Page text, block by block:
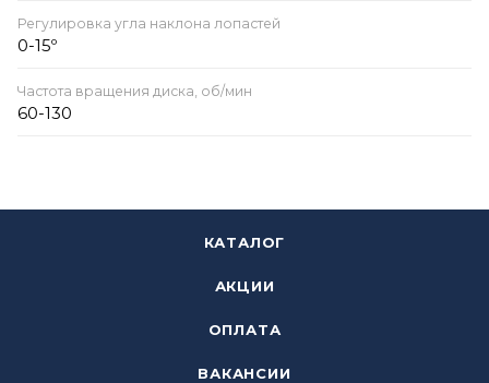
Регулировка угла наклона лопастей
0-15º
Частота вращения диска, об/мин
60-130
КАТАЛОГ
АКЦИИ
ОПЛАТА
ВАКАНСИИ